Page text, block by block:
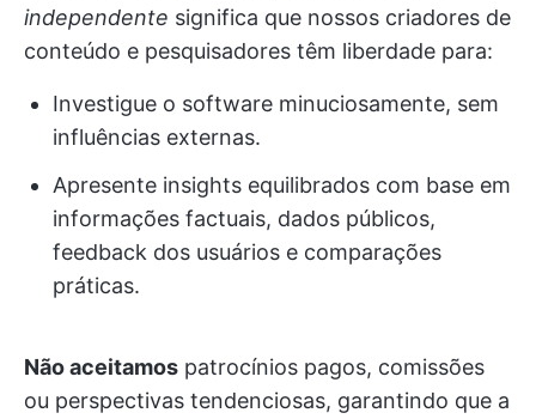
independente significa que nossos criadores de
conteúdo e pesquisadores têm liberdade para:
Investigue o software minuciosamente, sem
influências externas.
Apresente insights equilibrados com base em
informações factuais, dados públicos,
feedback dos usuários e comparações
práticas.
Não aceitamos patrocínios pagos, comissões
ou perspectivas tendenciosas, garantindo que a